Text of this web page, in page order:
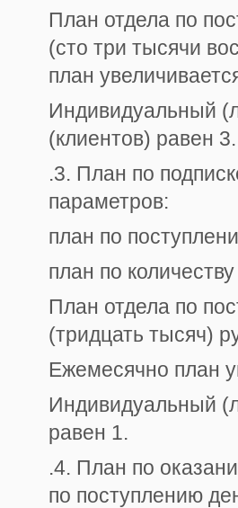
План отдела по
(сто три тысячи
план
Индивидуальный
(клиентов) равен 3.
.3. План по
параметров:
план по
план по
План отдела по
(тридцать тысяч)
Ежемесячно план
Индивидуальный
равен 1.
.4. План по
по поступлению